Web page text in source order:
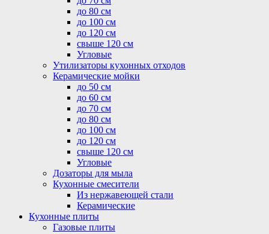
до 80 см
до 100 см
до 120 см
свыше 120 см
Угловые
Утилизаторы кухонных отходов
Керамические мойки
до 50 см
до 60 см
до 70 см
до 80 см
до 100 см
до 120 см
свыше 120 см
Угловые
Дозаторы для мыла
Кухонные смесители
Из нержавеющей стали
Керамические
Кухонные плиты
Газовые плиты